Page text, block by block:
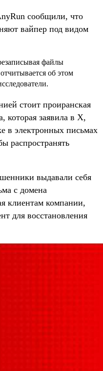
сообщили, что
вайпер под видом
файлы
об этом
стоит проиранская
которая заявила в X,
в электронных письмах
распространять
выдавали себя
с домена
клиентам компании,
для восстановления